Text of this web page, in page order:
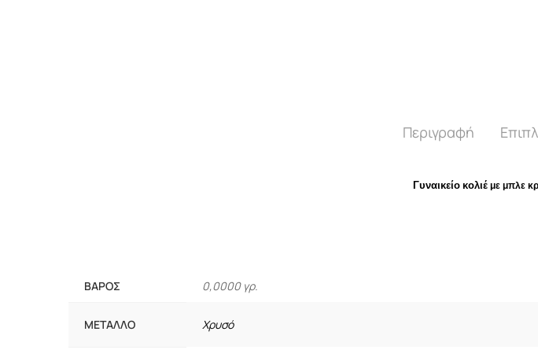
Περιγραφή
Γυναικείο κολιέμε μπλε
ΒΆΡΟΣ 0,0000 γρ.
ΜΈΤΑΛΛΟ Χρυσό